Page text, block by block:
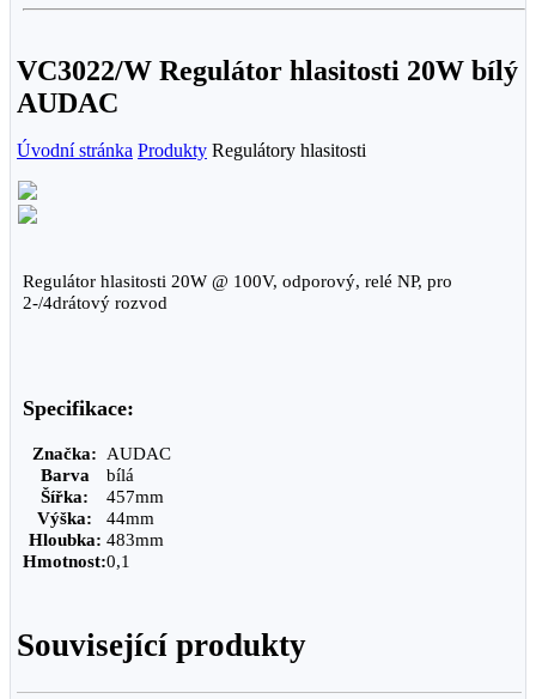
VC3022/W Regulátor hlasitosti 20W bílý
AUDAC
Úvodní stránka Produkty Regulátory hlasitosti
Regulátor hlasitosti 20W @ 100V, odporový, relé NP, pro
2-/4drátový rozvod
Specifikace:
Značka: AUDAC
Barva
bílá
Šířka:
457mm
Výška:
44mm
Hloubka: 483mm
Hmotnost:0,1
Související produkty